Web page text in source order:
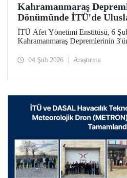
Kahramanmaraş
Dönümünde İTÜ'de
Toplantısı ve Çalıştay
İTÜ Afet Yönetimi Enstitüsü, 6
Kahramanmaraş Depremlerinin
uluslararası ölçekte önemli bir
04 Şub 2026 Araştırma